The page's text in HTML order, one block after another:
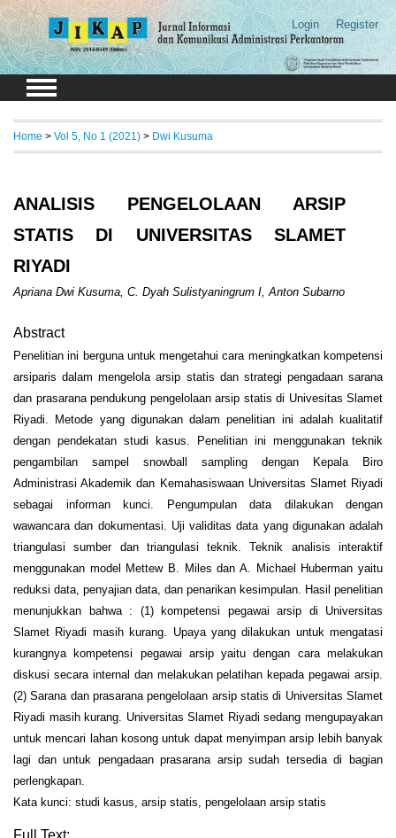
Login Register
Home > Vol 5, No 1 (2021) > Dwi Kusuma
ANALISIS PENGELOLAAN ARSIP
STATIS DI UNIVERSITAS SLAMET
RIYADI
Apriana Dwi Kusuma, C. Dyah Sulistyaningrum I, Anton Subarno
Abstract
Penelitian ini berguna untuk mengetahui cara meningkatkan kompetensi
arsiparis dalam mengelola arsip statis dan strategi pengadaan sarana
dan prasarana pendukung pengelolaan arsip statis di Univesitas Slamet
Riyadi. Metode yang digunakan dalam penelitian ini adalah kualitatif
dengan pendekatan studi kasus. Penelitian ini menggunakan teknik
pengambilan sampel snowball sampling dengan Kepala Biro
Administrasi Akademik dan Kemahasiswaan Universitas Slamet Riyadi
sebagai informan kunci. Pengumpulan data dilakukan dengan
wawancara dan dokumentasi. Uji validitas data yang digunakan adalah
triangulasi sumber dan triangulasi teknik. Teknik analisis interaktif
menggunakan model Mettew B. Miles dan A. Michael Huberman yaitu
reduksi data, penyajian data, dan penarikan kesimpulan. Hasil penelitian
menunjukkan bahwa : (1) kompetensi pegawai arsip di Universitas
Slamet Riyadi masih kurang. Upaya yang dilakukan untuk mengatasi
kurangnya kompetensi pegawai arsip yaitu dengan cara melakukan
diskusi secara internal dan melakukan pelatihan kepada pegawai arsip.
(2) Sarana dan prasarana pengelolaan arsip statis di Universitas Slamet
Riyadi masih kurang. Universitas Slamet Riyadi sedang mengupayakan
untuk mencari lahan kosong untuk dapat menyimpan arsip lebih banyak
lagi dan untuk pengadaan prasarana arsip sudah tersedia di bagian
perlengkapan.
Kata kunci: studi kasus, arsip statis, pengelolaan arsip statis
Full Text: